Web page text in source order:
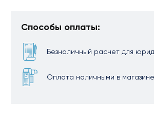
Способы оплаты:
Безналичный расчет для
Оплата наличными в магазине